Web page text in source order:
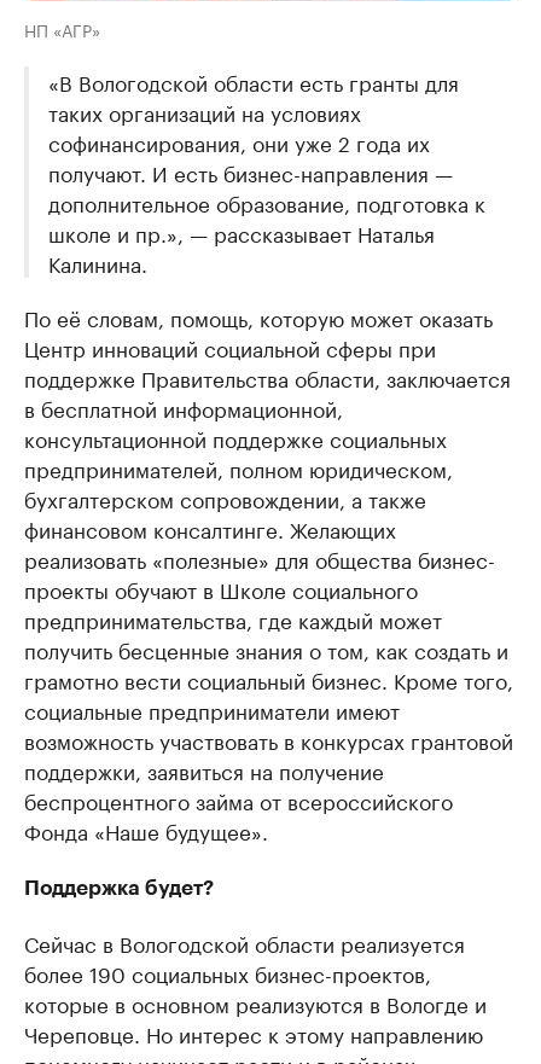
НП «АГР»
«В Вологодской области есть гранты для
таких организаций на условиях
софинансирования, они уже 2 года их
получают. И есть бизнес-направления —
дополнительное образование, подготовка к
школе и пр.», — рассказывает Наталья
Калинина.
По её словам, помощь, которую может оказать
Центр инноваций социальной сферы при
поддержке Правительства области, заключается
в бесплатной информационной,
консультационной поддержке социальных
предпринимателей, полном юридическом,
бухгалтерском сопровождении, а также
финансовом консалтинге. Желающих
реализовать «полезные» для общества бизнес-
проекты обучают в Школе социального
предпринимательства, где каждый может
получить бесценные знания о том, как создать и
грамотно вести социальный бизнес. Кроме того,
социальные предприниматели имеют
возможность участвовать в конкурсах грантовой
поддержки, заявиться на получение
беспроцентного займа от всероссийского
Фонда «Наше будущее».
Поддержка будет?
Сейчас в Вологодской области реализуется
более 190 социальных бизнес-проектов,
которые в основном реализуются в Вологде и
Череповце. Но интерес к этому направлению